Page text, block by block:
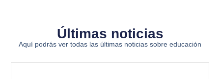
Últimas noticias
Aquí podrás ver todas las últimas noticias sobre educación